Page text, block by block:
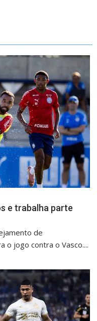
e trabalha parte
de
o jogo contra o Vasco....